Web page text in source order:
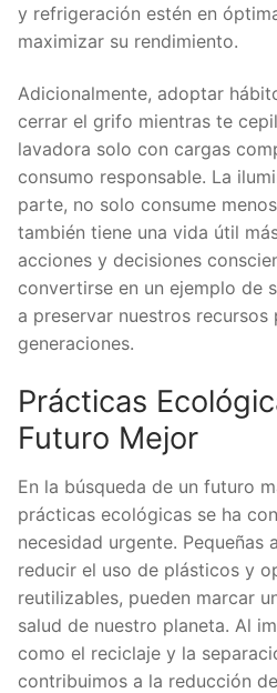
y refrigeración estén en
maximizar su rendimiento.
Adicionalmente, adoptar
cerrar el grifo mientras te
lavadora solo con cargas
consumo responsable. La
parte, no solo consume
también tiene una vida útil
acciones y decisiones
convertirse en un ejemplo de
a preservar nuestros recursos
generaciones.
Prácticas
Futuro Mejor
En la búsqueda de un futuro
prácticas ecológicas se ha
necesidad urgente. Pequeñas
reducir el uso de plásticos y
reutilizables, pueden marcar
salud de nuestro planeta. Al
como el reciclaje y la
contribuimos a la reducción